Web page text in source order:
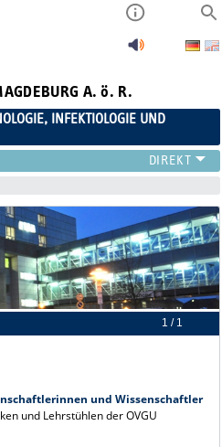
A. ö. R.
INFEKTIOLOGIE UND
1 / 1
und Wissenschaftler
und Lehrstühlen der OVGU